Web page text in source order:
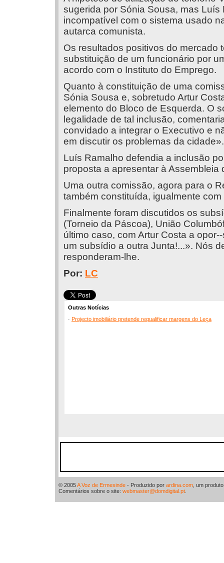
sugerida por Sónia Sousa, mas
incompatível com o sistema usado
autarca comunista.
Os resultados positivos do mercado
substituição de um funcionário por
acordo com o Instituto do Emprego.
Quanto à constituição de uma
Sónia Sousa e, sobretudo Artur
elemento do Bloco de Esquerda. O
legalidade de tal inclusão,
convidado a integrar o Executivo e
em discutir os problemas da cidade».
Luís Ramalho defendia a inclusão
proposta a apresentar à Assembleia
Uma outra comissão, agora para o
também constituída, igualmente
Finalmente foram discutidos os
(Torneio da Páscoa), União
último caso, com Artur Costa a
um subsídio a outra Junta!...». Nós
responderam-lhe.
Por: LC
Outras Notícias
· Projecto imobiliário pretende requalificar margens do Leça
© 2005A Voz de Ermesinde - Produzido por ardina.com , um
Comentários sobre o site: webmaster@domdigital.pt